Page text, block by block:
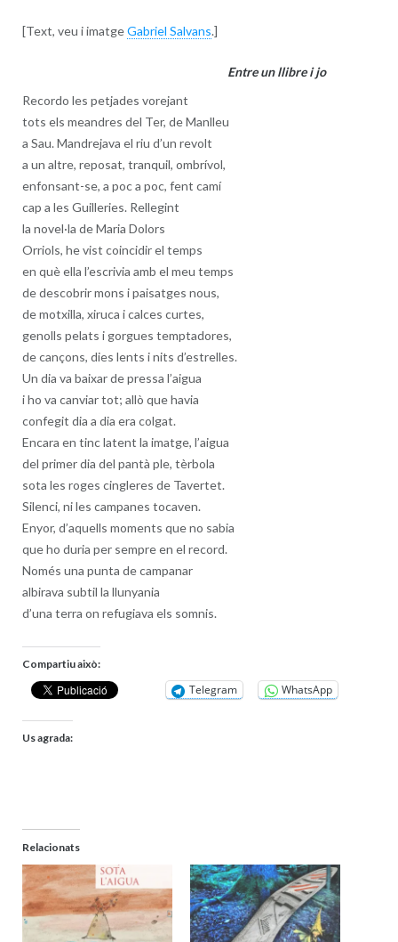
[Text, veu i imatgeGabriel Salvans.]
Entre un llibre i jo
Recordo les petjades vorejant
tots els meandres del Ter, de Manlleu
a Sau. Mandrejava el riu d’un revolt
a un altre, reposat, tranquil, ombrívol,
enfonsant-se, a poc a poc, fent camí
cap a les Guilleries. Rellegint
la novel·la de Maria Dolors
Orriols, he vist coincidir el temps
en què ella l’escrivia amb el meu temps
de descobrir mons i paisatges nous,
de motxilla, xiruca i calces curtes,
genolls pelats i gorgues temptadores,
de cançons, dies lents i nits d’estrelles.
Un dia va baixar de pressa l’aigua
i ho va canviar tot; allò que havia
confegit dia a dia era colgat.
Encara en tinc latent la imatge, l’aigua
del primer dia del pantà ple, tèrbola
sota les roges cingleres de Tavertet.
Silenci, ni les campanes tocaven.
Enyor, d’aquells moments que no sabia
que ho duria per sempre en el record.
Només una punta de campanar
albirava subtil la llunyania
d’una terra on refugiava els somnis.
Compartiu això:
Telegram WhatsApp
Us agrada:
Relacionats